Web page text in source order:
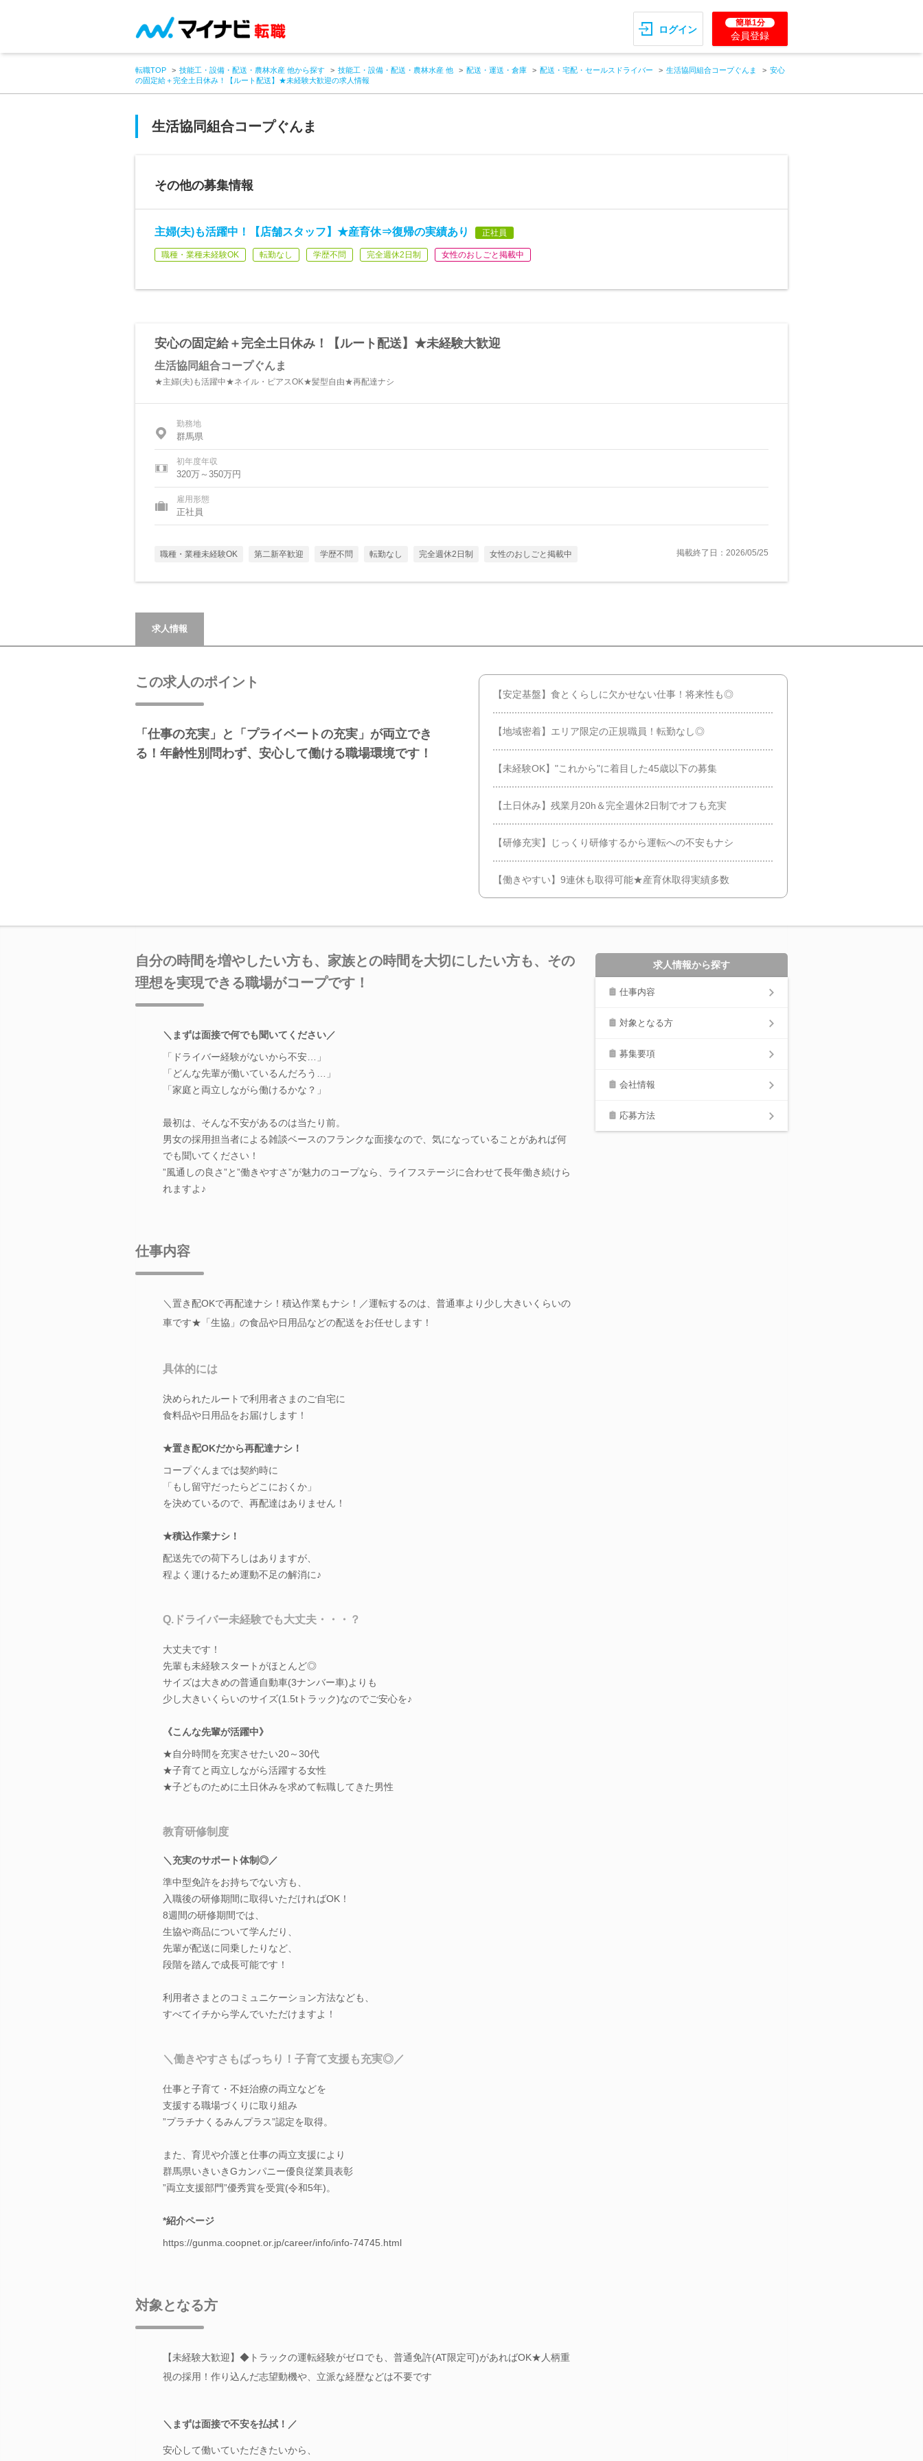
ログイン
簡単1分
会員登録
転職TOP 技能工・設備・配送・農林水産 他から探す 技能工・設備・配送・農林水産 他 配送・運送・倉庫 配送・宅配・セールスドライバー 生活協同組合コープぐんま
安心
の固定給＋完全土日休み！【ルート配送】★未経験大歓迎の求人情報
生活協同組合コープぐんま
その他の募集情報
主婦(夫)も活躍中！【店舗スタッフ】★産育休⇒復帰の実績あり 正社員
職種・業種未経験OK 転勤なし 学歴不問 完全週休2日制 女性のおしごと掲載中
安心の固定給＋完全土日休み！【ルート配送】★未経験大歓迎
生活協同組合コープぐんま
★主婦(夫)も活躍中★ネイル・ピアスOK★髪型自由★再配達ナシ
勤務地
群馬県
初年度年収
320万～350万円
雇用形態
正社員
職種・業種未経験OK 第二新卒歓迎 学歴不問 転勤なし 完全週休2日制 女性のおしごと掲載中 掲載終了日：2026/05/25
求人情報
この求人のポイント
「仕事の充実」と「プライベートの充実」が両立でき
る！年齢性別問わず、安心して働ける職場環境です！
【安定基盤】食とくらしに欠かせない仕事！将来性も◎
【地域密着】エリア限定の正規職員！転勤なし◎
【未経験OK】"これから"に着目した45歳以下の募集
【土日休み】残業月20h＆完全週休2日制でオフも充実
【研修充実】じっくり研修するから運転への不安もナシ
【働きやすい】9連休も取得可能★産育休取得実績多数
自分の時間を増やしたい方も、家族との時間を大切にしたい方も、その
理想を実現できる職場がコープです！
＼まずは面接で何でも聞いてください／
「ドライバー経験がないから不安…」
「どんな先輩が働いているんだろう…」
「家庭と両立しながら働けるかな？」
最初は、そんな不安があるのは当たり前。
男女の採用担当者による雑談ベースのフランクな面接なので、気になっていることがあれば何
でも聞いてください！
”風通しの良さ”と”働きやすさ”が魅力のコープなら、ライフステージに合わせて長年働き続けら
れますよ♪
仕事内容
＼置き配OKで再配達ナシ！積込作業もナシ！／運転するのは、普通車より少し大きいくらいの
車です★「生協」の食品や日用品などの配送をお任せします！
具体的には
決められたルートで利用者さまのご自宅に
食料品や日用品をお届けします！
★置き配OKだから再配達ナシ！
コープぐんまでは契約時に
「もし留守だったらどこにおくか」
を決めているので、再配達はありません！
★積込作業ナシ！
配送先での荷下ろしはありますが、
程よく運けるため運動不足の解消に♪
Q.ドライバー未経験でも大丈夫・・・？
大丈夫です！
先輩も未経験スタートがほとんど◎
サイズは大きめの普通自動車(3ナンバー車)よりも
少し大きいくらいのサイズ(1.5tトラック)なのでご安心を♪
《こんな先輩が活躍中》
★自分時間を充実させたい20～30代
★子育てと両立しながら活躍する女性
★子どものために土日休みを求めて転職してきた男性
教育研修制度
＼充実のサポート体制◎／
準中型免許をお持ちでない方も、
入職後の研修期間に取得いただければOK！
8週間の研修期間では、
生協や商品について学んだり、
先輩が配送に同乗したりなど、
段階を踏んで成長可能です！
利用者さまとのコミュニケーション方法なども、
すべてイチから学んでいただけますよ！
＼働きやすさもばっちり！子育て支援も充実◎／
仕事と子育て・不妊治療の両立などを
支援する職場づくりに取り組み
”プラチナくるみんプラス”認定を取得。
また、育児や介護と仕事の両立支援により
群馬県いきいきGカンパニー優良従業員表彰
”両立支援部門”優秀賞を受賞(令和5年)。
*紹介ページ
https://gunma.coopnet.or.jp/career/info/info-74745.html
対象となる方
【未経験大歓迎】◆トラックの運転経験がゼロでも、普通免許(AT限定可)があればOK★人柄重
視の採用！作り込んだ志望動機や、立派な経歴などは不要です
＼まずは面接で不安を払拭！／
安心して働いていただきたいから、
求人情報から探す
仕事内容
対象となる方
募集要項
会社情報
応募方法